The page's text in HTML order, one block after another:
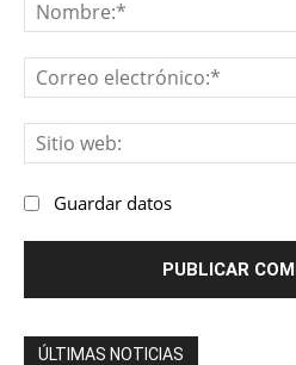
Guardar datos
ÚLTIMAS NOTICIAS